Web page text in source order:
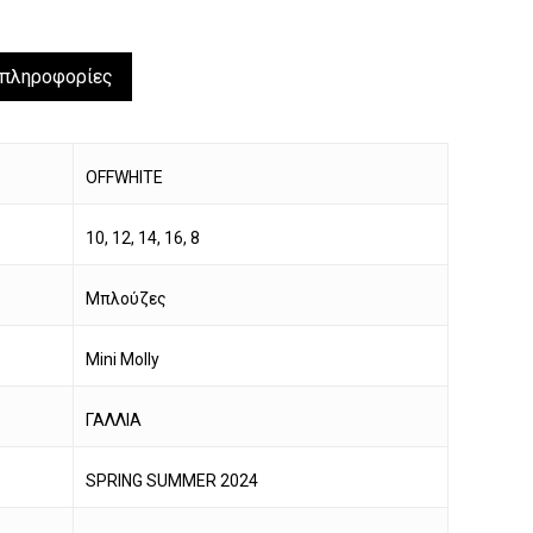
προϊόν στο καλάθι σας.
OFFWHITE
10, 12, 14, 16, 8
Μπλούζες
Mini Molly
ΓΑΛΛΙΑ
SPRING SUMMER 2024